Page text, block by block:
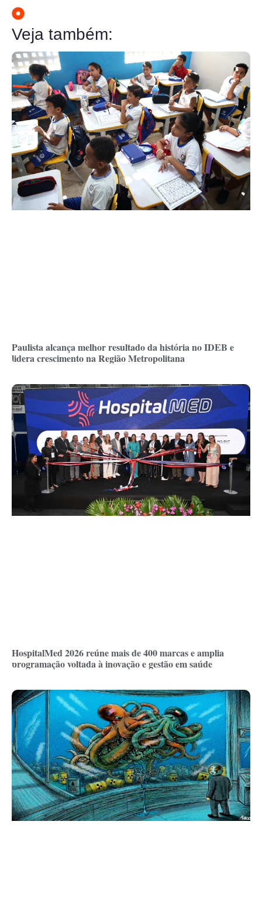
Veja também:
Paulista alcança melhor resultado da história no IDEB e
lidera crescimento na Região Metropolitana
HospitalMed 2026 reúne mais de 400 marcas e amplia
programação voltada à inovação e gestão em saúde